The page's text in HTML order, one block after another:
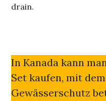
drain.
In Kanada kann
Set kaufen, mit
Gewässerschutz